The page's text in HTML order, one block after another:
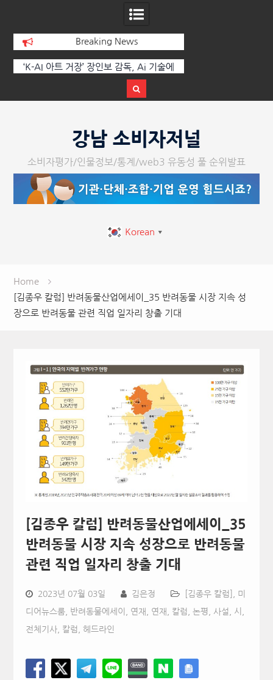
Breaking News
한국·브라질 슈퍼콘서트 올해 열린다
강남 소비자저널
소비자평가/인물정보/통계/web3 유동성 풀 순위발표
Korean ▼
Home
[김종우 칼럼] 반려동물산업에세이_35 반려동물 시장 지속 성
장으로 반려동물 관련 직업 일자리 창출 기대
[김종우 칼럼] 반려동물산업에세이_35
반려동물 시장 지속 성장으로 반려동물
관련 직업 일자리 창출 기대
2023년 07월 03일 김은정 [김종우 칼럼] 미
디어뉴스룸, 반려동물에세이 연재 연재, 칼럼, 논평, 사설, 시
전체기사, 칼럼 헤드라인